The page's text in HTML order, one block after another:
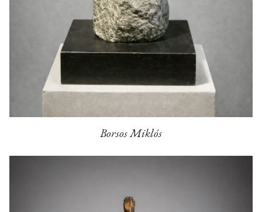
Borsos Miklós